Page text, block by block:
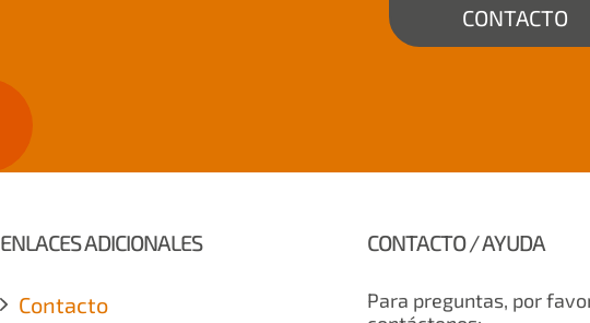
CONTACTO
ENLACES ADICIONALES
Contacto
CONTACTO / AYUDA
Para preguntas, por